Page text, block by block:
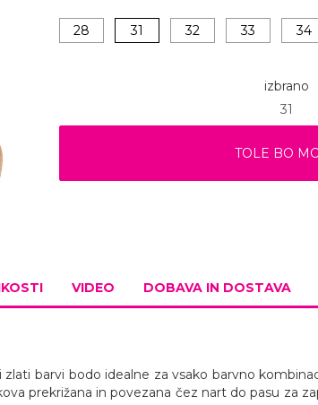
28 31 32 33 34
izbrano
31
TOLE BO
VIDEO DOBAVA IN DOSTAVA
zlati barvi bodo idealne za vsako barvno
prekrižana in povezana čez nart do pasu za